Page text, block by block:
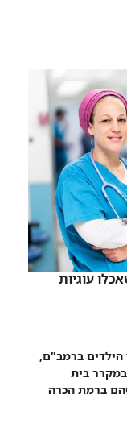
עוגיות
הילדים ברמב"ם,
במקרר בית
ברמת הכרה